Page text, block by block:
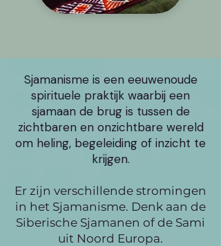
Sjamanisme is een eeuwenoude
spirituele praktijk waarbij een
sjamaan de brug is tussen de
zichtbaren en onzichtbare wereld
om heling, begeleiding of inzicht te
krijgen.
Er zijn verschillende stromingen
in het Sjamanisme. Denk aan de
Siberische Sjamanen of de Sami
uit Noord Europa.